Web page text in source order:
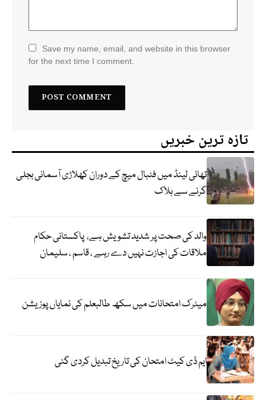
Save my name, email, and website in this browser
for the next time I comment.
تازہ ترین خبریں
تھائی لینڈ میں فٹبال میچ کے دوران کھلاڑی آسمانی بجلی
گرنے سے ہلاک
والد کی صحت پر شدید تشویش ہے، پاکستانی حکام
ملاقات کی اجازت نہیں دے رہے ، قاسم ، سلیمان
میٹرک امتحانات میں سکھ طالبعلم کی نمایاں پوزیشن
ایم ڈی کیٹ امتحان کی تاریخ تبدیل کردی گئی